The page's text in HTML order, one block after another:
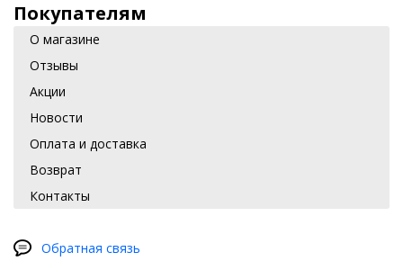
усовершенствовать оптику – заменить стандартные
модели;
выполнить шумоизоляцию, чтобы исключить любые
посторонние звуки в салоне, включая скрипы и шумы.
В нашем магазине представлены аксессуары и необходимые
элементы для тюнинга, которые сделают машину не только
Покупателям
О магазине
Отзывы
Акции
Новости
Оплата и доставка
Возврат
Контакты
Обратная связь